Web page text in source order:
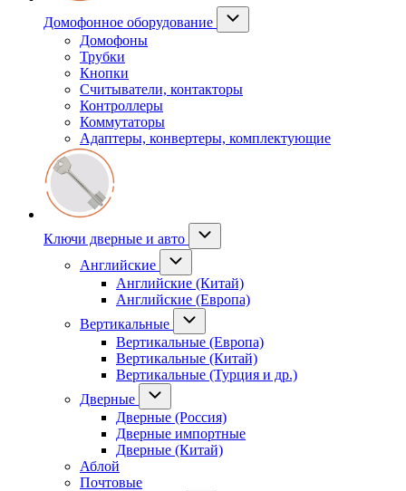
Домофонное оборудование
Домофоны
Трубки
Кнопки
Считыватели, контакторы
Контроллеры
Коммутаторы
Адаптеры, конвертеры, комплектующие
Ключи дверные и авто
Английские
Английские (Китай)
Английские (Европа)
Вертикальные
Вертикальные (Европа)
Вертикальные (Китай)
Вертикальные (Турция и др.)
Дверные
Дверные (Россия)
Дверные импортные
Дверные (Китай)
Аблой
Почтовые